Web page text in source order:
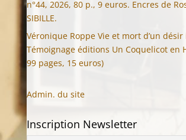
n°44, 2026, 80 p., 9 euros. Encres de
SIBILLE.
Véronique Roppe Vie et mort d’un désir
Témoignage éditions Un Coquelicot en
99 pages, 15 euros)
Admin. du site
Inscription Newsletter